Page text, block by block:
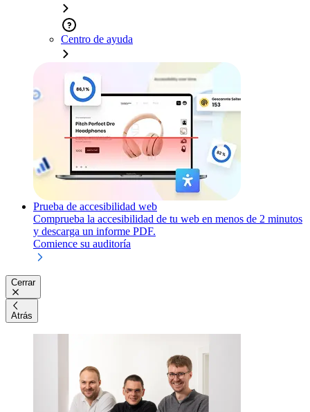
Centro de ayuda
Prueba de accesibilidad web
Comprueba la accesibilidad de tu web en menos de 2 minutos
y descarga un informe PDF.
Comience su auditoría
Cerrar
Atrás